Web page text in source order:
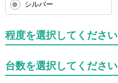
シルバー
程度を選択してください
台数を選択してください